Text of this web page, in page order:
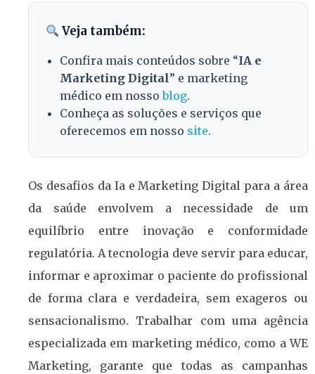
Veja também:
Confira mais conteúdos sobre “IA e
Marketing Digital” e marketing
médico em nossoblog.
Conheça as soluções e serviços que
oferecemos em nosso site.
Os desafios da Ia e Marketing Digital para a área
da saúde envolvem a necessidade de um
equilíbrio entre inovação e conformidade
regulatória. A tecnologia deve servir para educar,
informar e aproximar o paciente do profissional
de forma clara e verdadeira, sem exageros ou
sensacionalismo. Trabalhar com uma agência
especializada em marketing médico, como a WE
Marketing, garante que todas as campanhas